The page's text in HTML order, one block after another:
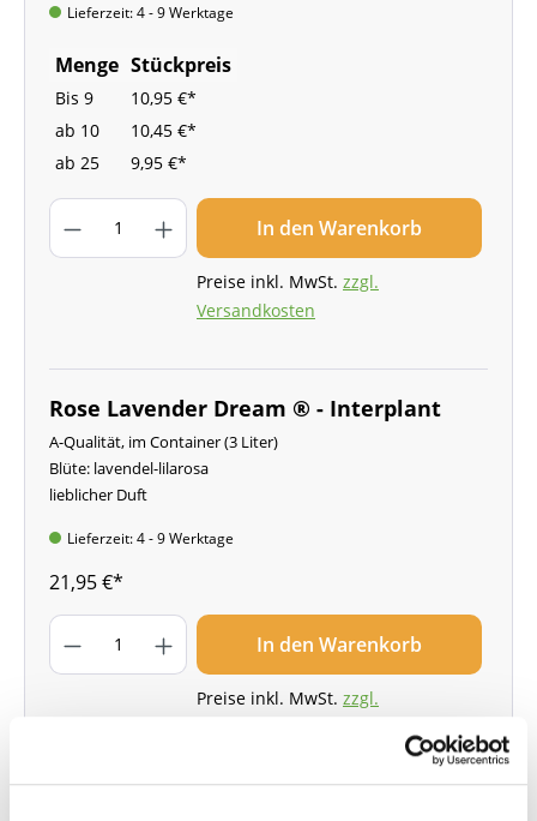
Lieferzeit: 4 - 9 Werktage
Menge Stückpreis
Bis 9
10,95 €*
ab 10
10,45 €*
ab 25 9,95 €*
In den Warenkorb
Preise inkl. MwSt. zzgl.
Versandkosten
Rose Lavender Dream ® - Interplant
A-Qualität, im Container (3 Liter)
Blüte: lavendel-lilarosa
lieblicher Duft
Lieferzeit: 4 - 9 Werktage
21,95 €*
In den Warenkorb
Preise inkl. MwSt. zzgl.